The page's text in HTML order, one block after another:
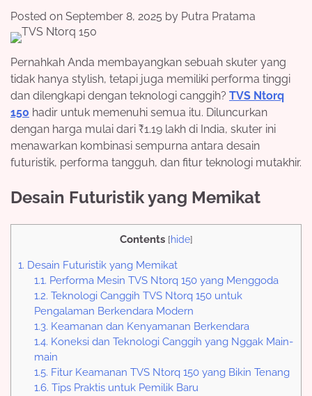
Posted on September 8, 2025 by Putra Pratama
Pernahkah Anda membayangkan sebuah skuter yang
tidak hanya stylish, tetapi juga memiliki performa tinggi
dan dilengkapi dengan teknologi canggih? TVS Ntorq
150 hadir untuk memenuhi semua itu. Diluncurkan
dengan harga mulai dari ₹1.19 lakh di India, skuter ini
menawarkan kombinasi sempurna antara desain
futuristik, performa tangguh, dan fitur teknologi mutakhir.
Desain Futuristik yang Memikat
Contents [hide]
1. Desain Futuristik yang Memikat
1.1. Performa Mesin TVS Ntorq 150 yang Menggoda
1.2. Teknologi Canggih TVS Ntorq 150 untuk
Pengalaman Berkendara Modern
1.3. Keamanan dan Kenyamanan Berkendara
1.4. Koneksi dan Teknologi Canggih yang Nggak Main-
main
1.5. Fitur Keamanan TVS Ntorq 150 yang Bikin Tenang
1.6. Tips Praktis untuk Pemilik Baru